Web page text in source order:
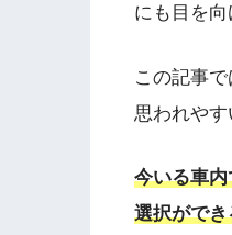
にも目を向
この記事
思われや
今いる車
選択がで